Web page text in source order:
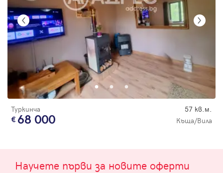
Туркинча 57 кв.м.
68 000 Къща/Вила
Научете първи за новите оферти